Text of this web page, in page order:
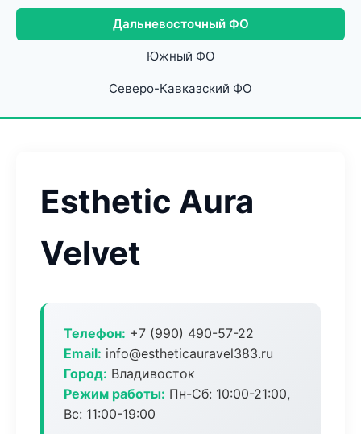
Дальневосточный ФО
Южный ФО
Северо-Кавказский ФО
Esthetic Aura
Velvet
Телефон: +7 (990) 490-57-22
Email: info@estheticauravel383.ru
Город: Владивосток
Режим работы: Пн-Сб: 10:00-21:00,
Вс: 11:00-19:00